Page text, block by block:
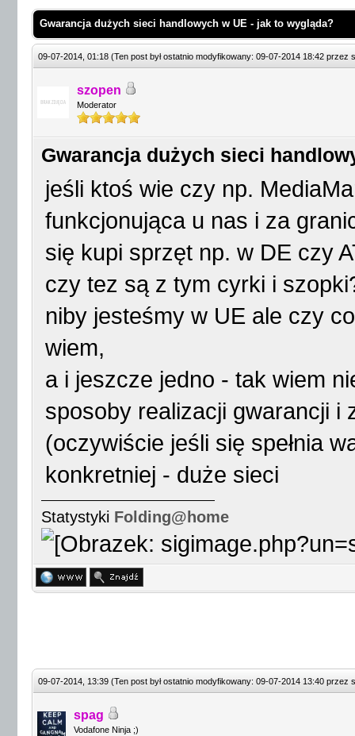
Gwarancja dużych sieci handlowych w UE - jak to wygląda?
09-07-2014, 01:18 (Ten post był ostatnio modyfikowany: 09-07-2014 18:42 przez
szopen
Moderator
Gwarancja dużych sieci
jeśli ktoś wie czy np.
funkcjonująca u nas i za
się kupi sprzęt np. w DE czy
czy tez są z tym cyrki i
niby jesteśmy w UE ale czy
wiem,
a i jeszcze jedno - tak wiem
sposoby realizacji gwarancji i
(oczywiście jeśli się spełnia
konkretniej - duże sieci
Statystyki Folding@home
09-07-2014, 13:39 (Ten post był ostatnio modyfikowany: 09-07-2014 13:40 przez
spag
Vodafone Ninja ;)